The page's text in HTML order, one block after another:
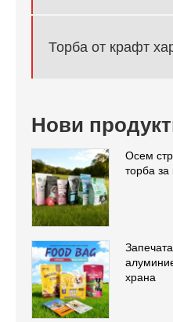
Торба от крафт
Нови
Осем
торба за
храна